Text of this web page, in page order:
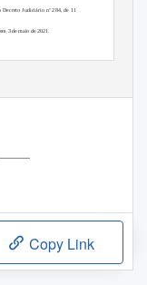
Decreto Judiciário nº 284, de 11
3 de maio de 2021.
——
Copy Link